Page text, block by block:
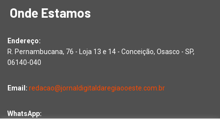
Onde Estamos
Endereço:
R. Pernambucana, 76 - Loja 13 e 14 - Conceição, Osasco - SP,
06140-040
Email: redacao@jornaldigitaldaregiaooeste.com.br
WhatsApp: